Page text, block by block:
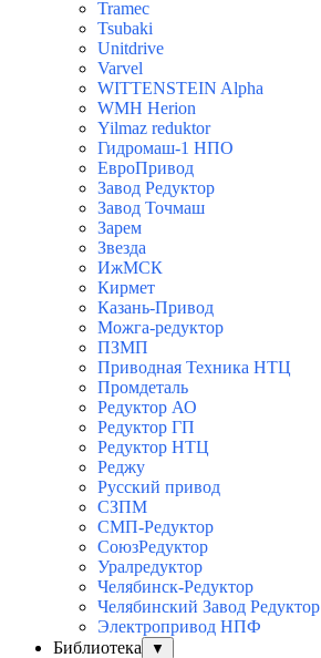
Tramec
Tsubaki
Unitdrive
Varvel
WITTENSTEIN Alpha
WMH Herion
Yilmaz reduktor
Гидромаш-1 НПО
ЕвроПривод
Завод Редуктор
Завод Точмаш
Зарем
Звезда
ИжМСК
Кирмет
Казань-Привод
Можга-редуктор
ПЗМП
Приводная Техника НТЦ
Промдеталь
Редуктор АО
Редуктор ГП
Редуктор НТЦ
Реджу
Русский привод
СЗПМ
СМП-Редуктор
СоюзРедуктор
Уралредуктор
Челябинск-Редуктор
Челябинский Завод Редуктор
Электропривод НПФ
Библиотека
▼